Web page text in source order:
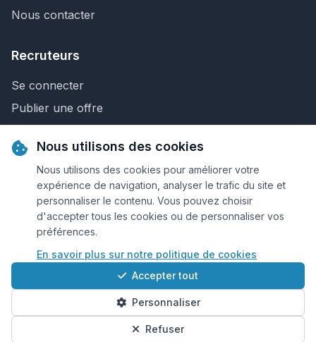
Nous contacter
Recruteurs
Se connecter
Publier une offre
Nous contacter
© 2026 Keejob.com. Tous droits réservés.
Conditions et règlement
Cookies
Qui sommes-nous?
Nous utilisons des cookies
Nous utilisons des cookies pour améliorer votre
expérience de navigation, analyser le trafic du site et
personnaliser le contenu. Vous pouvez choisir
d'accepter tous les cookies ou de personnaliser vos
préférences.
En savoir plus sur notre politique de cookies
Accepter tout
Personnaliser
Refuser